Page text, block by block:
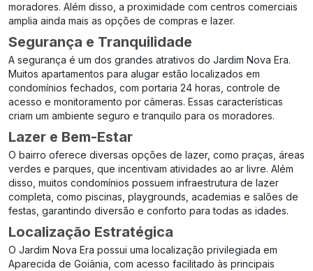
moradores. Além disso, a proximidade com centros comerciais
amplia ainda mais as opções de compras e lazer.
Segurança e Tranquilidade
A segurança é um dos grandes atrativos do Jardim Nova Era.
Muitos apartamentos para alugar estão localizados em
condomínios fechados, com portaria 24 horas, controle de
acesso e monitoramento por câmeras. Essas características
criam um ambiente seguro e tranquilo para os moradores.
Lazer e Bem-Estar
O bairro oferece diversas opções de lazer, como praças, áreas
verdes e parques, que incentivam atividades ao ar livre. Além
disso, muitos condomínios possuem infraestrutura de lazer
completa, como piscinas, playgrounds, academias e salões de
festas, garantindo diversão e conforto para todas as idades.
Localização Estratégica
O Jardim Nova Era possui uma localização privilegiada em
Aparecida de Goiânia, com acesso facilitado às principais